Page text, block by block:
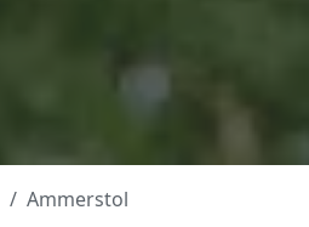
Ammerstol